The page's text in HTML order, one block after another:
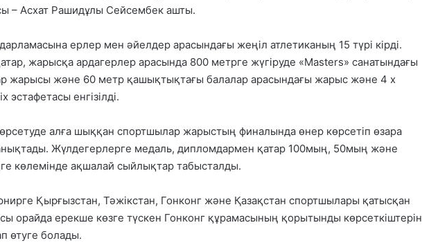
– Асхат Рашидұлы Сейсембек ашты.
ерлер мен әйелдер арасындағы жеңіл атлетиканың 15 түрі кірді.
жарысқа ардагерлер арасында 800 метрге жүгіруде «Masters» санатындағы
жарысы және 60 метр қашықтықтағы балалар арасындағы жарыс және 4 x
эстафетасы енгізілді.
көрсетуде алға шыққан спортшылар жарыстың финалында өнер көрсетіп өзара
Жүлдегерлерге медаль, дипломдармен қатар 100мың, 50мың және
көлемінде ақшалай сыйлықтар табысталды.
Қырғызстан, Тәжікстан, Гонконг және Қазақстан спортшылары қатысқан
орайда ерекше көзге түскен Гонконг құрамасының қорытынды көрсеткіштерін
өтуге болады.